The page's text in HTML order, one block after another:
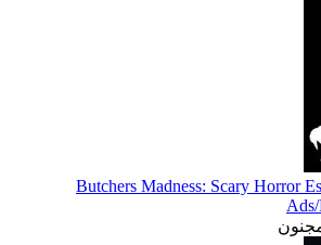
Butchers Madness: Scary Horror